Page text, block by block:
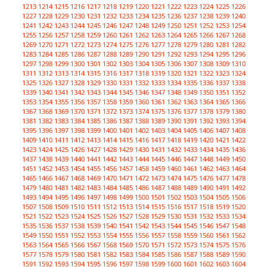
1213 1214 1215 1216 1217 1218 1219 1220 1221 1222 1223 1224 1225 1226
1227 1228 1229 1230 1231 1232 1233 1234 1235 1236 1237 1238 1239 1240
1241 1242 1243 1244 1245 1246 1247 1248 1249 1250 1251 1252 1253 1254
1255 1256 1257 1258 1259 1260 1261 1262 1263 1264 1265 1266 1267 1268
1269 1270 1271 1272 1273 1274 1275 1276 1277 1278 1279 1280 1281 1282
1283 1284 1285 1286 1287 1288 1289 1290 1291 1292 1293 1294 1295 1296
1297 1298 1299 1300 1301 1302 1303 1304 1305 1306 1307 1308 1309 1310
1311 1312 1313 1314 1315 1316 1317 1318 1319 1320 1321 1322 1323 1324
1325 1326 1327 1328 1329 1330 1331 1332 1333 1334 1335 1336 1337 1338
1339 1340 1341 1342 1343 1344 1345 1346 1347 1348 1349 1350 1351 1352
1353 1354 1355 1356 1357 1358 1359 1360 1361 1362 1363 1364 1365 1366
1367 1368 1369 1370 1371 1372 1373 1374 1375 1376 1377 1378 1379 1380
1381 1382 1383 1384 1385 1386 1387 1388 1389 1390 1391 1392 1393 1394
1395 1396 1397 1398 1399 1400 1401 1402 1403 1404 1405 1406 1407 1408
1409 1410 1411 1412 1413 1414 1415 1416 1417 1418 1419 1420 1421 1422
1423 1424 1425 1426 1427 1428 1429 1430 1431 1432 1433 1434 1435 1436
1437 1438 1439 1440 1441 1442 1443 1444 1445 1446 1447 1448 1449 1450
1451 1452 1453 1454 1455 1456 1457 1458 1459 1460 1461 1462 1463 1464
1465 1466 1467 1468 1469 1470 1471 1472 1473 1474 1475 1476 1477 1478
1479 1480 1481 1482 1483 1484 1485 1486 1487 1488 1489 1490 1491 1492
1493 1494 1495 1496 1497 1498 1499 1500 1501 1502 1503 1504 1505 1506
1507 1508 1509 1510 1511 1512 1513 1514 1515 1516 1517 1518 1519 1520
1521 1522 1523 1524 1525 1526 1527 1528 1529 1530 1531 1532 1533 1534
1535 1536 1537 1538 1539 1540 1541 1542 1543 1544 1545 1546 1547 1548
1549 1550 1551 1552 1553 1554 1555 1556 1557 1558 1559 1560 1561 1562
1563 1564 1565 1566 1567 1568 1569 1570 1571 1572 1573 1574 1575 1576
1577 1578 1579 1580 1581 1582 1583 1584 1585 1586 1587 1588 1589 1590
1591 1592 1593 1594 1595 1596 1597 1598 1599 1600 1601 1602 1603 1604